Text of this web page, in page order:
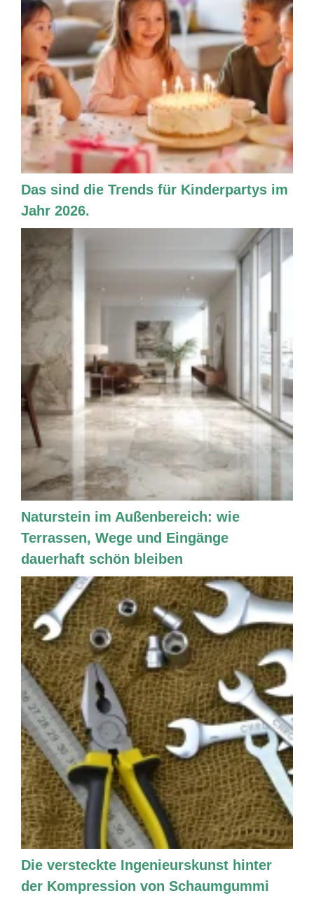
Das sind die Trends für Kinderpartys im
Jahr 2026.
Naturstein im Außenbereich: wie
Terrassen, Wege und Eingänge
dauerhaft schön bleiben
Die versteckte Ingenieurskunst hinter
der Kompression von Schaumgummi